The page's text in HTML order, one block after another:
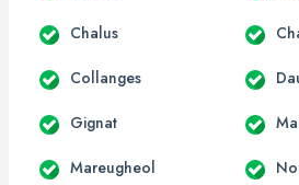
Chalus
Collanges
Gignat
Mareugheol